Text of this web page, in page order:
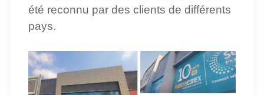
été reconnu par des clients de différents
pays.